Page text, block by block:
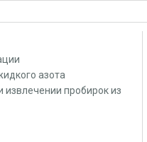
азота
пробирок из